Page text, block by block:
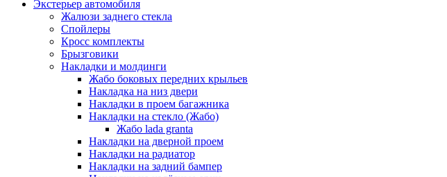
Экстерьер автомобиля
Жалюзи заднего стекла
Спойлеры
Кросс комплекты
Брызговики
Накладки и молдинги
Жабо боковых передних крыльев
Накладка на низ двери
Накладки в проем багажника
Накладки на стекло (Жабо)
Жабо lada granta
Накладки на дверной проем
Накладки на радиатор
Накладки на задний бампер